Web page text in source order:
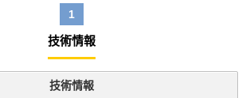
1
技術情報
技術情報